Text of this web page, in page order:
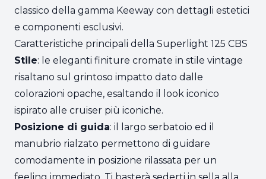
classico della gamma Keeway con dettagli estetici
e componenti esclusivi.
Caratteristiche principali della Superlight 125 CBS
Stile: le eleganti finiture cromate in stile vintage
risaltano sul grintoso impatto dato dalle
colorazioni opache, esaltando il look iconico
ispirato alle cruiser più iconiche.
Posizione di guida: il largo serbatoio ed il
manubrio rialzato permettono di guidare
comodamente in posizione rilassata per un